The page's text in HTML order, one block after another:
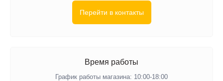
Перейти в контакты
Время работы
График работы магазина: 10:00-18:00